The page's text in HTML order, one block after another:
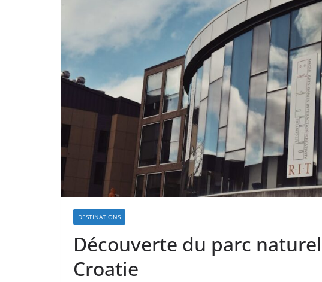
DESTINATIONS
Découverte du parc
Croatie